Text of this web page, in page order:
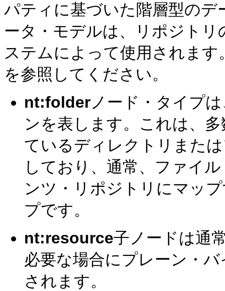
パティに基づいた階層型の
ータ・モデルは、リポジト
ステムによって使用されま
を参照してください。
nt:folderノード・タイプ
ンを表します。これは、
ているディレクトリまた
しており、通常、ファイ
ンツ・リポジトリにマッ
プです。
nt:resource子ノードは通
必要な場合にプレーン・
されます。